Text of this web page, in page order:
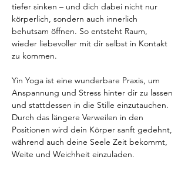
tiefer sinken – und dich dabei nicht nur
körperlich, sondern auch innerlich
behutsam öffnen. So entsteht Raum,
wieder liebevoller mit dir selbst in Kontakt
zu kommen.
Yin Yoga ist eine wunderbare Praxis, um
Anspannung und Stress hinter dir zu lassen
und stattdessen in die Stille einzutauchen.
Durch das längere Verweilen in den
Positionen wird dein Körper sanft gedehnt,
während auch deine Seele Zeit bekommt,
Weite und Weichheit einzuladen.